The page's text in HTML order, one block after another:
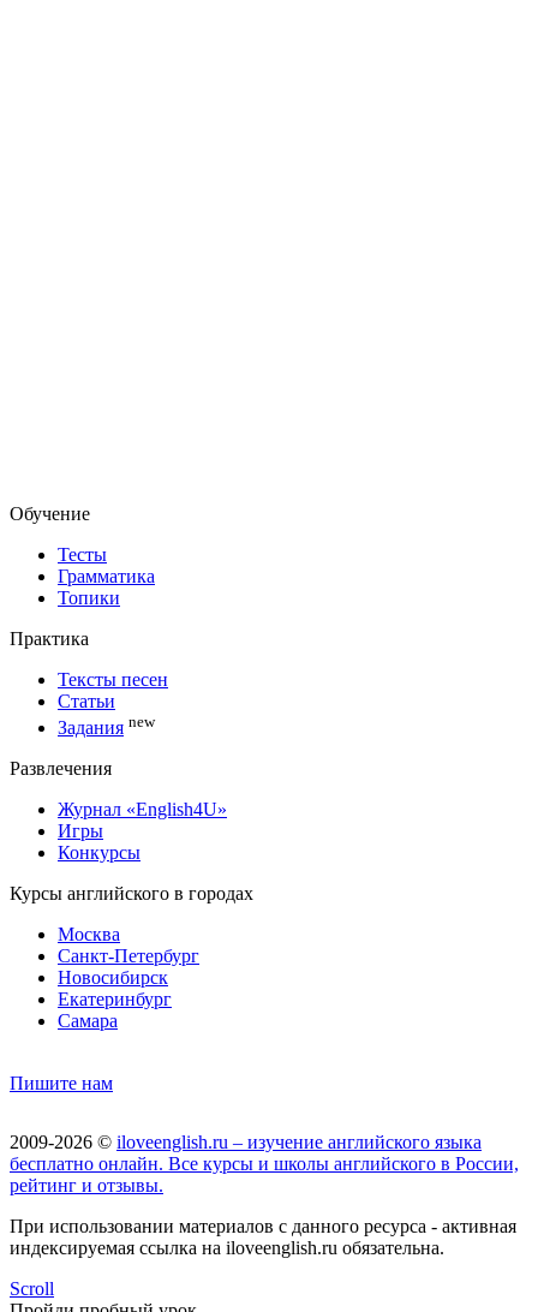
Обучение
Тесты
Грамматика
Топики
Практика
Тексты песен
Статьи
Задания new
Развлечения
Журнал «English4U»
Игры
Конкурсы
Курсы английского в городах
Москва
Санкт-Петербург
Новосибирск
Екатеринбург
Самара
Пишите нам
2009-2026 © iloveenglish.ru – изучение английского языка
бесплатно онлайн. Все курсы и школы английского в России,
рейтинг и отзывы.
При использовании материалов с данного ресурса - активная
индексируемая ссылка на iloveenglish.ru обязательна.
Scroll